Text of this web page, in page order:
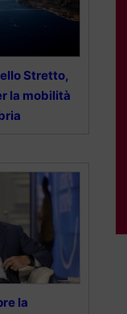
Stretto,
la mobilità
la